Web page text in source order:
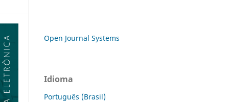
Open Journal Systems
Idioma
Português (Brasil)